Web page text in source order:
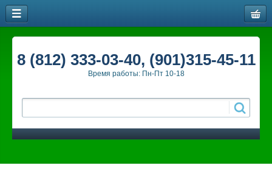
8 (812) 333-03-40, (901)315-45-11
Время работы: Пн-Пт 10-18